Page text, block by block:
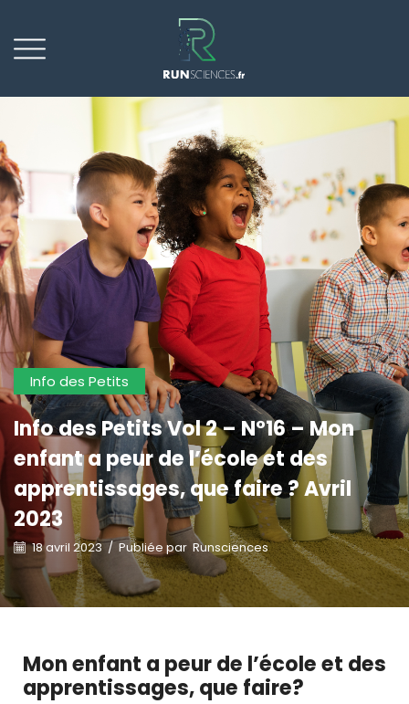
Info des Petits
Info des Petits Vol 2 – N°16 – Mon
enfant a peur de l’école et des
apprentissages, que faire ? Avril
2023
18 avril 2023 / Publiée par Runsciences
Mon enfant a peur de l’école et des
apprentissages, que faire?